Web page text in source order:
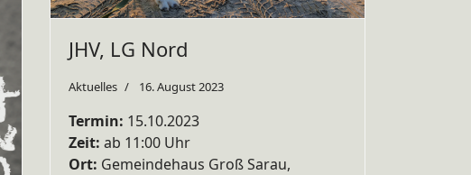
JHV, LG Nord
Aktuelles 16. August 2023
Termin: 15.10.2023
Zeit: ab 11:00 Uhr
Ort: Gemeindehaus Groß Sarau,